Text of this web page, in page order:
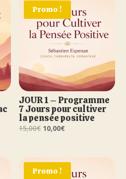
Promo !
JOUR 1 – Programme
7 Jours pour cultiver
la pensée positive
15,00€ Le
était :
15,00€.
10,00€
est :
10,00€.
Promo !